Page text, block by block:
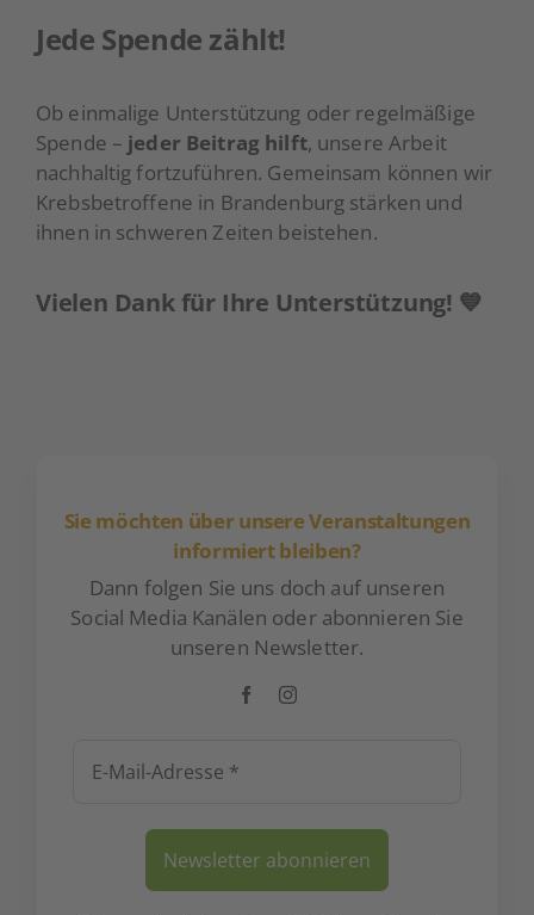
Jede Spende zählt!
Ob einmalige Unterstützung oder regelmäßige
Spende – jeder Beitrag hilft, unsere Arbeit
nachhaltig fortzuführen. Gemeinsam können wir
Krebsbetroffene in Brandenburg stärken und
ihnen in schweren Zeiten beistehen.
Vielen Dank für Ihre Unterstützung! 💙
Sie möchten über unsere Veranstaltungen
informiert bleiben?
Dann folgen Sie uns doch auf unseren
Social Media Kanälen oder abonnieren Sie
unseren Newsletter.